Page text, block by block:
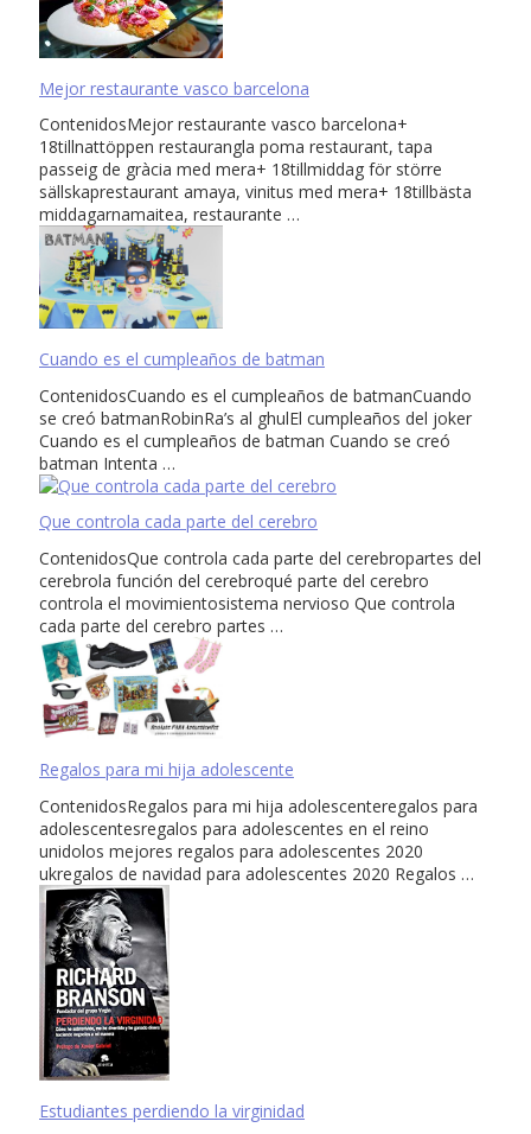
Mejor restaurante vasco barcelona
ContenidosMejor restaurante vasco barcelona+
18tillnattöppen restaurangla poma restaurant, tapa
passeig de gràcia med mera+ 18tillmiddag för större
sällskaprestaurant amaya, vinitus med mera+ 18tillbästa
middagarnamaitea, restaurante …
Cuando es el cumpleaños de batman
ContenidosCuando es el cumpleaños de batmanCuando
se creó batmanRobinRa’s al ghulEl cumpleaños del joker
Cuando es el cumpleaños de batman Cuando se creó
batman Intenta …
Que controla cada parte del cerebro
ContenidosQue controla cada parte del cerebropartes del
cerebrola función del cerebroqué parte del cerebro
controla el movimientosistema nervioso Que controla
cada parte del cerebro partes …
Regalos para mi hija adolescente
ContenidosRegalos para mi hija adolescenteregalos para
adolescentesregalos para adolescentes en el reino
unidolos mejores regalos para adolescentes 2020
ukregalos de navidad para adolescentes 2020 Regalos …
Estudiantes perdiendo la virginidad